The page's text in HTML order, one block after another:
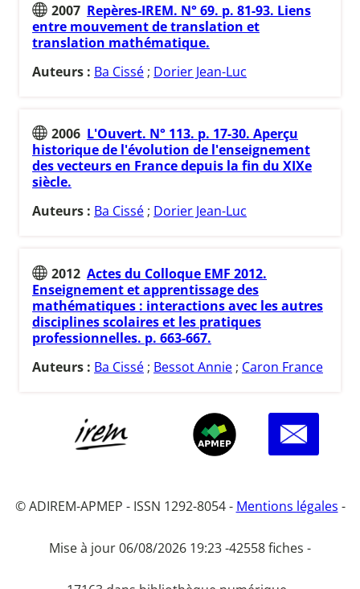
2007 Repères-IREM. N° 69. p. 81-93. Liens
entre mouvement de translation et
translation mathématique.
Auteurs : Ba Cissé ; Dorier Jean-Luc
2006 L'Ouvert. N° 113. p. 17-30. Aperçu
historique de l'évolution de l'enseignement
des vecteurs en France depuis la fin du XIXe
siècle.
Auteurs : Ba Cissé; Dorier Jean-Luc
2012 Actes du Colloque EMF 2012.
Enseignement et apprentissage des
mathématiques : interactions avec les autres
disciplines scolaires et les pratiques
professionnelles. p. 663-667.
Auteurs : Ba Cissé ; Bessot Annie ; Caron France
© ADIREM-APMEP - ISSN 1292-8054 - Mentions légales -
Mise à jour 06/08/2026 19:23 -42558 fiches -